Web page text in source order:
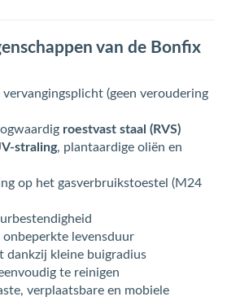
van de Bonfix
(geen veroudering
roestvast staal (RVS)
straling, plantaardige oliën en
op het gasverbruikstoestel (M24
onbeperkte levensduur
kleine buigradius
te reinigen
verplaatsbare en mobiele